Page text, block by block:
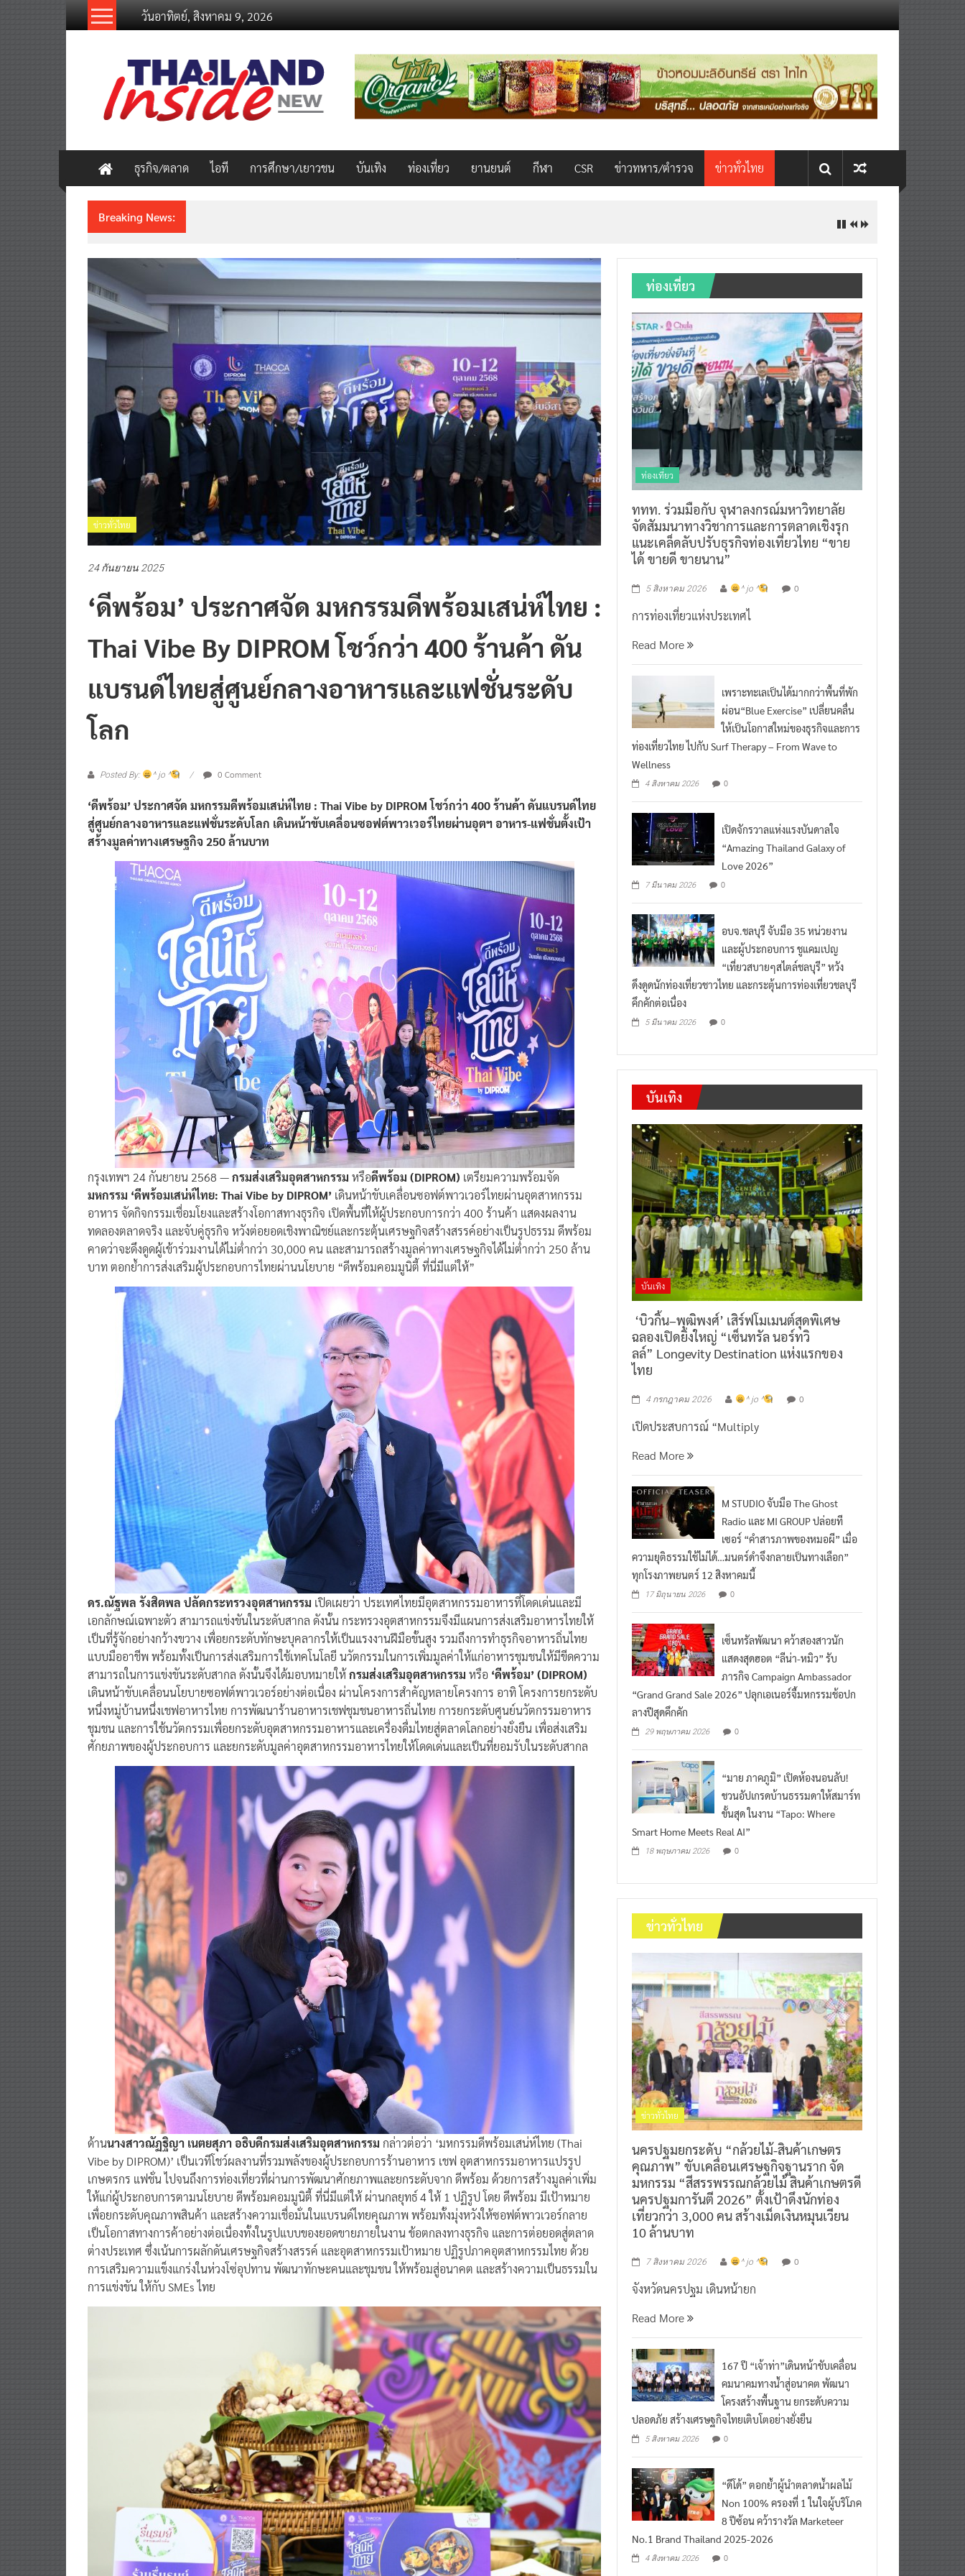
วันอาทิตย์, สิงหาคม 9, 2026
thailandinsidenew.com
Thailand
Inside
New
ธุรกิจ/ตลาด ไอที การศึกษา/เยาวชน บันเทิง ท่องเที่ยว ยานยนต์ กีฬา CSR ข่าวทหาร/ตำรวจ ข่าวทั่วไทย
Breaking News:
‘ดีพร้อม’ ประกาศจัด มหกรรมดีพร้อมเสน่ห์ไทย :
Thai Vibe By DIPROM โชว์กว่า 400 ร้านค้า ดัน
แบรนด์ไทยสู่ศูนย์กลางอาหารและแฟชั่นระดับ
โลก
‘ดีพร้อม’ ประกาศจัด มหกรรมดีพร้อมเสน่ห์ไทย : Thai Vibe by DIPROM โชว์กว่า 400 ร้านค้า ดันแบรนด์ไทย
สู่ศูนย์กลางอาหารและแฟชั่นระดับโลก เดินหน้าขับเคลื่อนซอฟต์พาวเวอร์ไทยผ่านอุตฯ อาหาร-แฟชั่นตั้งเป้า
สร้างมูลค่าทางเศรษฐกิจ 250 ล้านบาท
กรุงเทพฯ 24 กันยายน 2568 —กรมส่งเสริมอุตสาหกรรมหรือดีพร้อม (DIPROM)เตรียมความพร้อมจัด
มหกรรม ‘ดีพร้อมเสน่ห์ไทย: Thai Vibe by DIPROM’เดินหน้าขับเคลื่อนซอฟต์พาวเวอร์ไทยผ่านอุตสาหกรรม
อาหาร จัดกิจกรรมเชื่อมโยงและสร้างโอกาสทางธุรกิจ เปิดพื้นที่ให้ผู้ประกอบการกว่า 400 ร้านค้า แสดงผลงาน
ทดลองตลาดจริง และจับคู่ธุรกิจ หวังต่อยอดเชิงพาณิชย์และกระตุ้นเศรษฐกิจสร้างสรรค์อย่างเป็นรูปธรรม ดีพร้อม
คาดว่าจะดึงดูดผู้เข้าร่วมงานได้ไม่ต่ำกว่า 30,000 คน และสามารถสร้างมูลค่าทางเศรษฐกิจได้ไม่ต่ำกว่า 250 ล้าน
บาท ตอกย้ำการส่งเสริมผู้ประกอบการไทยผ่านนโยบาย “ดีพร้อมคอมมูนิตี้ ที่นี่มีแต่ให้”
ดร.ณัฐพล รังสิตพล ปลัดกระทรวงอุตสาหกรรมเปิดเผยว่า ประเทศไทยมีอุตสาหกรรมอาหารที่โดดเด่นและมี
เอกลักษณ์เฉพาะตัว สามารถแข่งขันในระดับสากล ดังนั้น กระทรวงอุตสาหกรรมจึงมีแผนการส่งเสริมอาหารไทยให้
เป็นที่รู้จักอย่างกว้างขวาง เพื่อยกระดับทักษะบุคลากรให้เป็นแรงงานฝีมือขั้นสูง รวมถึงการทำธุรกิจอาหารถิ่นไทย
แบบมืออาชีพ พร้อมทั้งเป็นการส่งเสริมการใช้เทคโนโลยี นวัตกรรมในการเพิ่มมูลค่าให้แก่อาหารชุมชนให้มีขีดความ
สามารถในการแข่งขันระดับสากล ดังนั้นจึงได้มอบหมายให้กรมส่งเสริมอุตสาหกรรมหรือ‘ดีพร้อม’ (DIPROM)
เดินหน้าขับเคลื่อนนโยบายซอฟต์พาวเวอร์อย่างต่อเนื่อง ผ่านโครงการสำคัญหลายโครงการ อาทิ โครงการยกระดับ
หนึ่งหมู่บ้านหนึ่งเชฟอาหารไทย การพัฒนาร้านอาหารเชฟชุมชนอาหารถิ่นไทย การยกระดับศูนย์นวัตกรรมอาหาร
ชุมชน และการใช้นวัตกรรมเพื่อยกระดับอุตสาหกรรมอาหารและเครื่องดื่มไทยสู่ตลาดโลกอย่างยั่งยืน เพื่อส่งเสริม
ศักยภาพของผู้ประกอบการ และยกระดับมูลค่าอุตสาหกรรมอาหารไทยให้โดดเด่นและเป็นที่ยอมรับในระดับสากล
นางสาวณัฏฐิญา เนตยสุภา อธิบดีกรมส่งเสริมอุตสาหกรรมกล่าวต่อว่า ‘มหกรรมดีพร้อมเสน่ห์ไทย (Thai
Vibe by DIPROM)’ เป็นเวทีโชว์ผลงานที่รวมพลังของผู้ประกอบการร้านอาหาร เชฟ อุตสาหกรรมอาหารแปรรูป
เกษตรกร แฟชั่น ไปจนถึงการท่องเที่ยวที่ผ่านการพัฒนาศักยภาพและยกระดับจาก ดีพร้อม ด้วยการสร้างมูลค่าเพิ่ม
ให้แก่ผู้ประกอบการตามนโยบาย ดีพร้อมคอมมูนิตี้ ที่นี่มีแต่ให้ ผ่านกลยุทธ์ 4 ให้ 1 ปฏิรูป โดย ดีพร้อม มีเป้าหมาย
เพื่อยกระดับคุณภาพสินค้า และสร้างความเชื่อมั่นในแบรนด์ไทยคุณภาพ พร้อมทั้งมุ่งหวังให้ซอฟต์พาวเวอร์กลาย
เป็นโอกาสทางการค้าอย่างต่อเนื่องทั้งในรูปแบบของยอดขายภายในงาน ข้อตกลงทางธุรกิจ และการต่อยอดสู่ตลาด
ต่างประเทศ ซึ่งเน้นการผลักดันเศรษฐกิจสร้างสรรค์ และอุตสาหกรรมเป้าหมาย ปฏิรูปภาคอุตสาหกรรมไทย ด้วย
การเสริมความแข็งแกร่งในห่วงโซ่อุปทาน พัฒนาทักษะคนและชุมชน ให้พร้อมสู่อนาคต และสร้างความเป็นธรรมใน
การแข่งขัน ให้กับ SMEs ไทย
ท่องเที่ยว
ท่องเที่ยว
ททท. ร่วมมือกับ จุฬาลงกรณ์มหาวิทยาลัย
จัดสัมมนาทางวิชาการและการตลาดเชิงรุก
แนะเคล็ดลับปรับธุรกิจท่องเที่ยวไทย “ขาย
ได้ ขายดี ขายนาน”
การท่องเที่ยวแห่งประเทศไ
ผ่อน“Blue Exercise” เปลี่ยนคลื่น
ให้เป็นโอกาสใหม่ของธุรกิจและการ
ท่องเที่ยวไทย ไปกับ Surf Therapy – From Wave to
Wellness
“Amazing Thailand Galaxy of
Love 2026”
0
และผู้ประกอบการ ชูแคมเปญ
“เที่ยวสบายๆสไตล์ชลบุรี” หวัง
ดึงดูดนักท่องเที่ยวชาวไทย และกระตุ้นการท่องเที่ยวชลบุรี
คึกคักต่อเนื่อง
บันเทิง
บันเทิง
‘บิวกิ้น–พุฒิพงศ์’ เสิร์ฟโมเมนต์สุดพิเศษ
ฉลองเปิดยิ่งใหญ่ “เซ็นทรัล นอร์ทวิ
ลล์” Longevity Destination แห่งแรกของ
ไทย
เปิดประสบการณ์ “Multiply
Radio และ MI GROUP ปล่อยที
เซอร์ “คำสารภาพของหมอผี” เมื่อ
ความยุติธรรมใช้ไม่ได้…มนตร์ดำจึงกลายเป็นทางเลือก”
ทุกโรงภาพยนตร์ 12 สิงหาคมนี้
แสดงสุดฮอต “ลีน่า-หมิว” รับ
ภารกิจ Campaign Ambassador
“Grand Grand Sale 2026” ปลุกเอเนอร์จี้มหกรรมช้อปก
ลางปีสุดคึกคัก
29 พฤษภาคม 2026
ชวนอัปเกรดบ้านธรรมดาให้สมาร์ท
ขั้นสุด ในงาน “Tapo: Where
Smart Home Meets Real AI”
ข่าวทั่วไทย
ข่าวทั่วไทย
นครปฐมยกระดับ “กล้วยไม้-สินค้าเกษตร
คุณภาพ” ขับเคลื่อนเศรษฐกิจฐานราก จัด
มหกรรม “สีสรรพรรณกล้วยไม้ สินค้าเกษตรดี
นครปฐมการันตี 2026” ตั้งเป้าดึงนักท่อง
เที่ยวกว่า 3,000 คน สร้างเม็ดเงินหมุนเวียน
10 ล้านบาท
167 ปี “เจ้าท่า”เดินหน้าขับเคลื่อน
คมนาคมทางน้ำสู่อนาคต พัฒนา
โครงสร้างพื้นฐาน ยกระดับความ
ปลอดภัย สร้างเศรษฐกิจไทยเติบโตอย่างยั่งยืน
0
Non 100% ครองที่ 1 ในใจผู้บริโภค
8 ปีซ้อน คว้ารางวัล Marketeer
No.1 Brand Thailand 2025-2026
0